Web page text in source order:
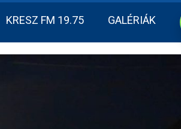
KRESZ FM 19.75 GALÉRIÁK